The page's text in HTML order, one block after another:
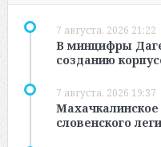
7 августа, 2026 21:22
В минцифры
созданию
7 августа, 2026 19:37
словенского